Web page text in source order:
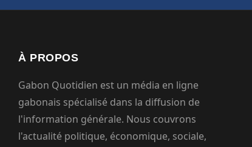
À PROPOS
Gabon Quotidien est un média en ligne
gabonais spécialisé dans la diffusion de
l'information générale. Nous couvrons
l'actualité politique, économique, sociale,